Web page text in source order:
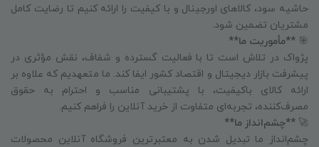
حاشیه سود، کالاهای اورجینال و با کیفیت را ارائه کنیم تا رضایت کامل
مشتریان تضمین شود.
🎯 **مأموریت ما**
پژواک در تلاش است تا با فعالیت گسترده و شفاف، نقش مؤثری در
پیشرفت بازار دیجیتال و اقتصاد کشور ایفا کند. ما متعهدیم که علاوه بر
ارائه کالای باکیفیت، با پشتیبانی مناسب و احترام به حقوق
مصرف‌کننده، تجربه‌ای متفاوت از خرید آنلاین را فراهم کنیم.
🚀 **چشم‌انداز ما**
چشم‌انداز ما تبدیل شدن به معتبرترین فروشگاه آنلاین محصولات